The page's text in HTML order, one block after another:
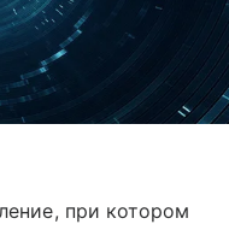
при котором